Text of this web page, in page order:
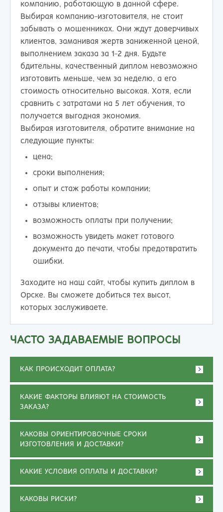
компанию, работающую в данной сфере.
Выбирая компанию-изготовителя, не стоит
забывать о мошенниках. Они ждут доверчивых
клиентов, заманивая жертв заниженной ценой,
выполнением заказа за 1-2 дня. Будьте
бдительны, качественный диплом невозможно
изготовить меньше, чем за неделю, а его
стоимость относительно высокая. Хотя, если
сравнить с затратами на 5 лет обучения, то
получается выгодная экономия.
Выбирая изготовителя, обратите внимание на
следующие пункты:
цена;
сроки выполнения;
опыт и стаж работы компании;
отзывы клиентов;
возможность оплаты при получении;
возможность увидеть макет готового
документа до печати, чтобы предотвратить
ошибки.
Заходите на наш сайт, чтобы купить диплом в
Орске. Вы сможете добиться тех высот,
которых заслуживаете.
ЧАСТО ЗАДАВАЕМЫЕ ВОПРОСЫ
КАК ПРОИСХОДИТ ОПЛАТА?
КАКИЕ ФАКТОРЫ ВЛИЯЮТ НА СТОИМОСТЬ
ЗАКАЗА?
КАКОВЫ ОРИЕНТИРОВОЧНЫЕ СРОКИ
ИЗГОТОВЛЕНИЯ И ДОСТАВКИ?
КАКИЕ УСЛОВИЯ ОПЛАТЫ И ДОСТАВКИ?
КАКОВЫ РИСКИ?